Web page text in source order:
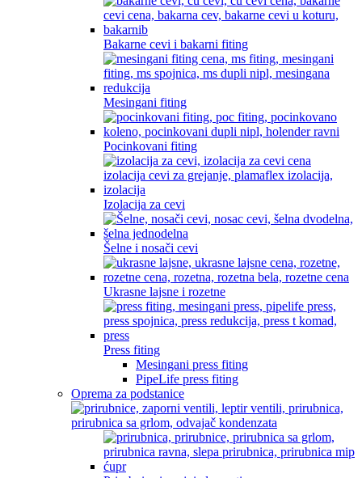
Bakarne cevi i bakarni fiting
Mesingani fiting
Pocinkovani fiting
Izolacija za cevi
Šelne i nosači cevi
Ukrasne lajsne i rozetne
Press fiting
Mesingani press fiting
PipeLife press fiting
Oprema za podstanice